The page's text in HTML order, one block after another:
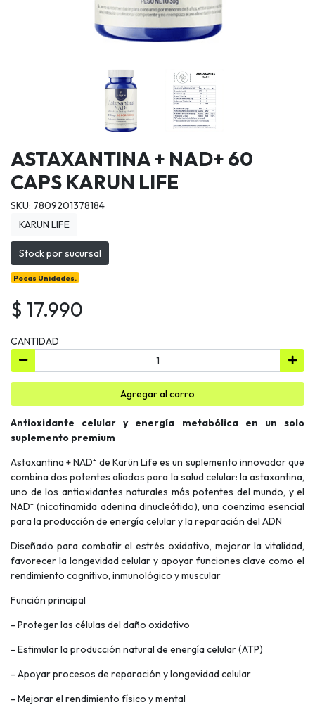
ASTAXANTINA + NAD+ 60
CAPS KARUN LIFE
SKU: 7809201378184
KARUN LIFE
Stock por sucursal
Pocas Unidades.
$ 17.990
CANTIDAD
Agregar al carro
Antioxidante celular y energía metabólica en un solo
suplemento premium
Astaxantina + NAD⁺ de Karün Life es un suplemento innovador que
combina dos potentes aliados para la salud celular: la astaxantina,
uno de los antioxidantes naturales más potentes del mundo, y el
NAD⁺ (nicotinamida adenina dinucleótido), una coenzima esencial
para la producción de energía celular y la reparación del ADN
Diseñado para combatir el estrés oxidativo, mejorar la vitalidad,
favorecer la longevidad celular y apoyar funciones clave como el
rendimiento cognitivo, inmunológico y muscular
Función principal
- Proteger las células del daño oxidativo
- Estimular la producción natural de energía celular (ATP)
- Apoyar procesos de reparación y longevidad celular
- Mejorar el rendimiento físico y mental